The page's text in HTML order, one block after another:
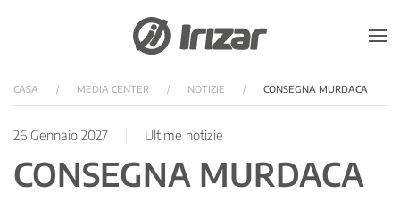
Skip to main content
CASA MEDIA CENTER NOTIZIE CONSEGNA MURDACA
26 Gennaio 2027 Ultime notizie
CONSEGNA MURDACA